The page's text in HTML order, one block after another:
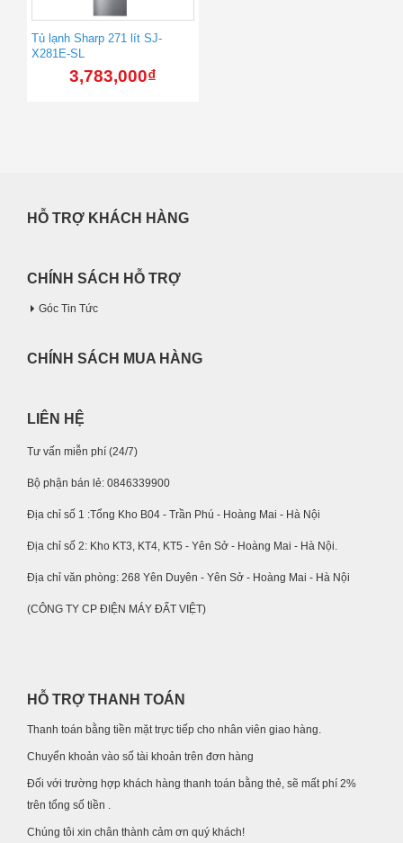
Tủ lạnh Sharp 271 lít SJ-
X281E-SL
3,783,000₫
HỖ TRỢ KHÁCH HÀNG
CHÍNH SÁCH HỖ TRỢ
Góc Tin Tức
CHÍNH SÁCH MUA HÀNG
LIÊN HỆ
Tư vấn miễn phí (24/7)
Bộ phận bán lẻ: 0846339900
Địa chỉ số 1 :Tổng Kho B04 - Trần Phú - Hoàng Mai - Hà Nội
Địa chỉ số 2: Kho KT3, KT4, KT5 - Yên Sở - Hoàng Mai - Hà Nội.
Địa chỉ văn phòng: 268 Yên Duyên - Yên Sở - Hoàng Mai - Hà Nội
(CÔNG TY CP ĐIỆN MÁY ĐẤT VIỆT)
HỖ TRỢ THANH TOÁN
Thanh toán bằng tiền mặt trực tiếp cho nhân viên giao hàng.
Chuyển khoản vào số tài khoản trên đơn hàng
Đối với trường hợp khách hàng thanh toán bằng thẻ, sẽ mất phí 2%
trên tổng số tiền .
Chúng tôi xin chân thành cảm ơn quý khách!